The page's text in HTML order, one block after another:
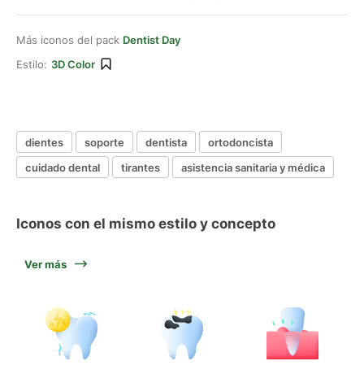
Más iconos del pack Dentist Day
Estilo: 3D Color
dientes soporte dentista
ortodoncista
cuidado dental
tirantes asistencia sanitaria y médica
Iconos con el mismo estilo y concepto
Ver más